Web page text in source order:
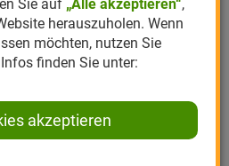
Erde
Kompost
Pflanzenstärkung
Nützlingsförderung
Nützlingszubehör
Gloria
Greenfield
Romberg
Rosen
Ziergarten
Kräutergarten
Sie auf „Alle akzeptieren“,
herauszuholen. Wenn
möchten, nutzen Sie
finden Sie unter:
akzeptieren